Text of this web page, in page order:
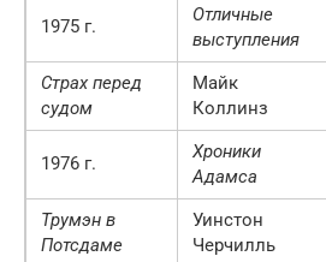
1975 г.
Отличные
выступления
Страх перед
судом
Майк
Коллинз
1976 г.
Хроники
Адамса
Трумэн в
Потсдаме
Уинстон
Черчилль